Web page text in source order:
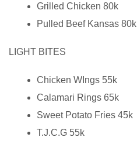
Grilled Chicken 80k
Pulled Beef Kansas 80k
LIGHT BITES
Chicken WIngs 55k
Calamari Rings 65k
Sweet Potato Fries 45k
T.J.C.G 55k